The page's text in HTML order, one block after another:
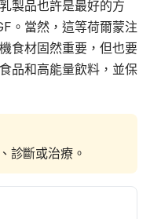
製品也許是最好的方
。當然，這等荷爾蒙注
食材固然重要，但也要
品和高能量飲料，並保
診斷或治療。